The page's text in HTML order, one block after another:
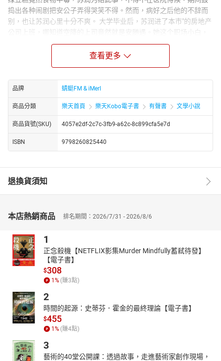
捣出各种闹剧把安公子弄得哭笑不得。然而，病好之后他的不辞而
别，也让苏润心里十分不爽。 大学毕业后，苏润进了本市"的房地产
公司上班，哪知道空降的上司竟然就是安随遇。她这个职场小白，
招人挤兑算计也就罢了，可安随遇这个腹黑上司，竟也将目标锁定
https://youtube.com/@tianxiagushi?si=ZstiltPoiwO0g4fT
http://www.youtube.com/channel/UC2yhCURng4uUjphEqZwKig/
查看更多
品牌 蜻蜓FM & iMerl
商品分類 樂天首頁 樂天Kobo電子書 有聲書 文學小說
商品貨號(SKU) 4057e2df-2c7c-3fb9-a62c-8c899cfa5e7d
ISBN 9798260825440
退換貨須知
本店熱銷商品 排名期間：2026/7/31 - 2026/8/6
1
正念殺機【NETFLIX影集Murder Mindfully蓄弒待發】
【電子書】
$308
1 % (賺3點)
2
時間的起源：史蒂芬．霍金的最終理論【電子書】
$455
1 % (賺4點)
3
藝術的40堂公開課：透過故事，走進藝術家創作現場，